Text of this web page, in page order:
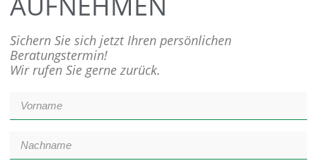
Sichern Sie sich jetzt Ihren persönlichen
Beratungstermin!
Wir rufen Sie gerne zurück.